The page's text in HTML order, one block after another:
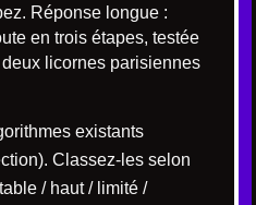
Réponse longue :
en trois étapes, testée
licornes parisiennes
existants
Classez-les selon
/ haut / limité /